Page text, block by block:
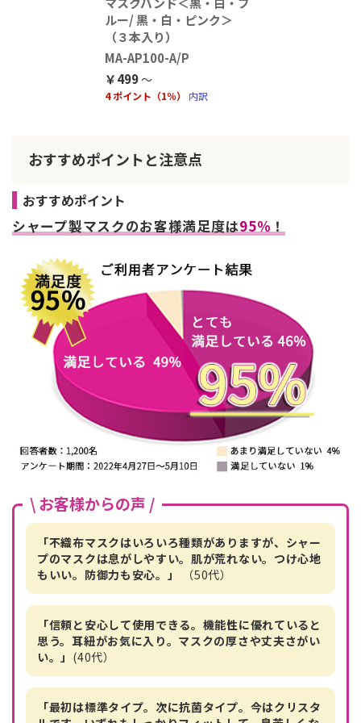
ルー/ 黒・白・ピンク＞
（３本入り）
MA-AP100-A/P
￥499
4 ポイント（1％） 内訳
おすすめポイントと注意点
おすすめポイント
シャープ製マスクのお客様満足度は95％ ！
\ お客様からの声 /
「不織布マスクはいろいろ種類がありますが、シャー
プのマスクは息がしやすい。肌が荒れない。つけ心地
もいい。防御力も安心。」
（50代）
「信頼と安心して使用できる。機能性に優れていると
思う。耳紐がお気に入り。マスクの厚さや丈夫さがい
い。」 (40代）
「最初は標準タイプ。次に抗菌タイプ。今はクリスタ